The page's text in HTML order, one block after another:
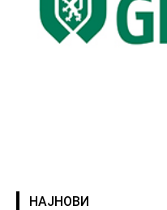
НАЈНОВИ